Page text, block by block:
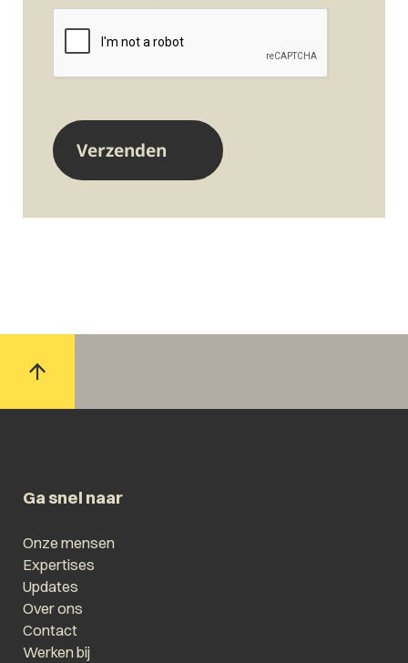
Ga snel naar
Onze mensen
Expertises
Updates
Over ons
Contact
Werken bij